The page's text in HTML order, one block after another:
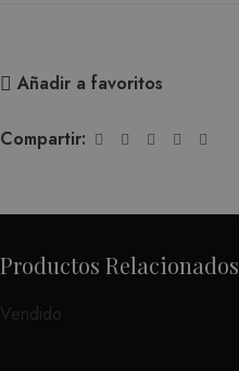
Añadir a favoritos
Compartir:
Productos Relacionados
Vendido